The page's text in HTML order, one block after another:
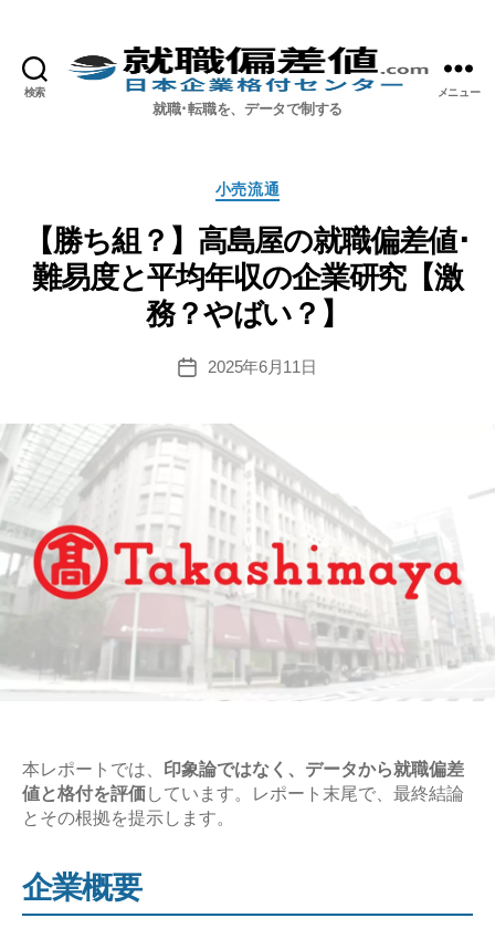
検索 就職偏差値.com【公式】
就職･転職を、データで制する
メニュー
カ
ゴ
リ
ー
小売流通
【勝ち組？】高島屋の就職偏差値･
難易度と平均年収の企業研究【激
務？やばい？】
投
2025年6月11日
本レポートでは、
印象論ではなく、データから就職偏差
値と格付を評価しています。レポート末尾で、最終結論
とその根拠を提示します。
企業概要